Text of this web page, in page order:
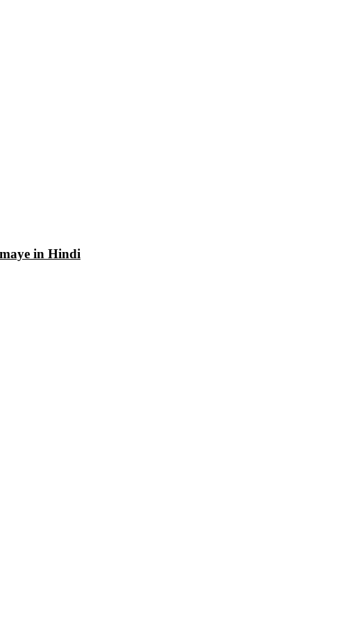
in Hindi